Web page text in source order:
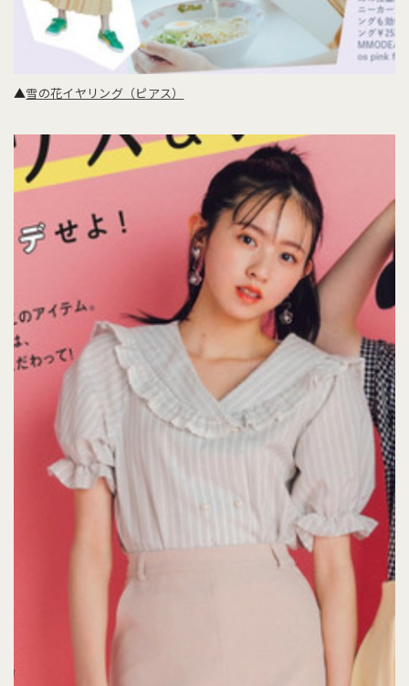
▲雪の花イヤリング（ピアス）